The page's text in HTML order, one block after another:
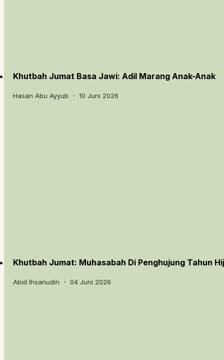
Khutbah Jumat Basa Jawi: Adil Marang Anak-Anak
Hasan Abu Ayyub ・ 10 Juni 2026
Khutbah Jumat: Muhasabah Di Penghujung Tahun
Abid Ihsanudin ・ 04 Juni 2026